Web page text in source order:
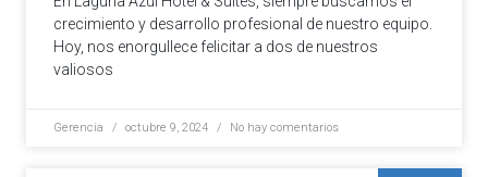
crecimiento y desarrollo profesional de nuestro equipo.
Hoy, nos enorgullece felicitar a dos de nuestros
valiosos
Gerencia octubre 9, 2024 No hay comentarios